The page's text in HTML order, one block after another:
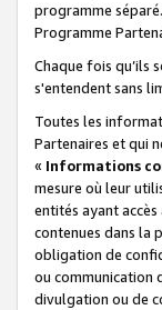
programme
Programme
Chaque fois qu’ils
s'entendent sans
Toutes les
Partenaires et qui
« Informations
mesure où leur
entités ayant
contenues dans la
obligation de
ou communication
divulgation ou de